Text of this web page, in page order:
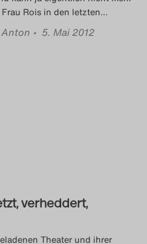
Rois in den letzten…
• 5. Mai 2012
verheddert,
Theater und ihrer